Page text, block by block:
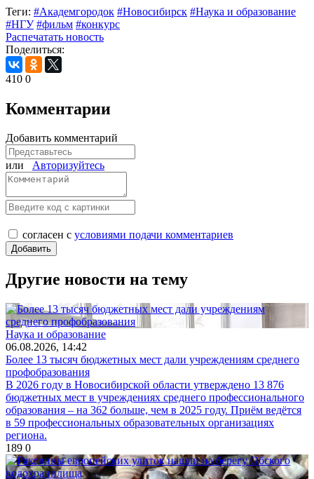
Теги: #Академгородок #Новосибирск #Наука и образование
#НГУ #фильм #конкурс
Распечатать новость
Поделиться:
410 0
Комментарии
Добавить комментарий
или Авторизуйтесь
согласен с условиями подачи комментариев
Другие новости на тему
Наука и образование
06.08.2026, 14:42
Более 13 тысяч бюджетных мест дали учреждениям среднего
профобразования
В 2026 году в Новосибирской области утверждено 13 876
бюджетных мест в учреждениях среднего профессионального
образования – на 362 больше, чем в 2025 году. Приём ведётся
в 59 профессиональных образовательных организациях
региона.
189 0